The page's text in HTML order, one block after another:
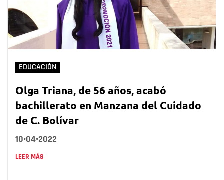
EDUCACIÓN
Olga Triana, de 56 años, acabó
bachillerato en Manzana del Cuidado
de C. Bolívar
10•04•2022
LEER MÁS